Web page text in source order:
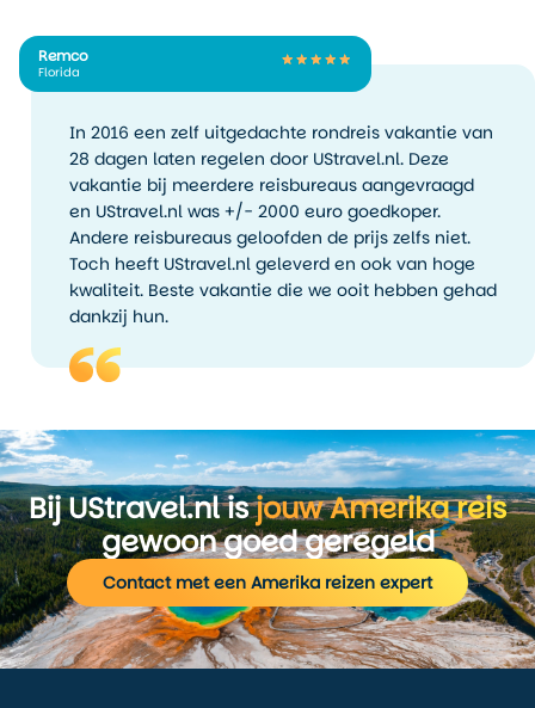
Remco
Florida
In 2016 een zelf uitgedachte rondreis vakantie van
28 dagen laten regelen door UStravel.nl. Deze
vakantie bij meerdere reisbureaus aangevraagd
en UStravel.nl was +/- 2000 euro goedkoper.
Andere reisbureaus geloofden de prijs zelfs niet.
Toch heeft UStravel.nl geleverd en ook van hoge
kwaliteit. Beste vakantie die we ooit hebben gehad
dankzij hun.
Bij UStravel.nl isjouw Amerika reis
gewoon goed geregeld
Contact met een Amerika reizen expert